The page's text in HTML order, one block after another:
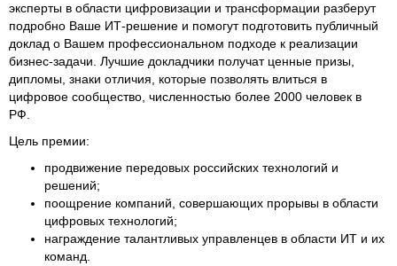
эксперты в области цифровизации и трансформации разберут
подробно Ваше ИТ-решение и помогут подготовить публичный
доклад о Вашем профессиональном подходе к реализации
бизнес-задачи. Лучшие докладчики получат ценные призы,
дипломы, знаки отличия, которые позволять влиться в
цифровое сообщество, численностью более 2000 человек в
РФ.
Цель премии:
продвижение передовых российских технологий и
решений;
поощрение компаний, совершающих прорывы в области
цифровых технологий;
награждение талантливых управленцев в области ИТ и их
команд.